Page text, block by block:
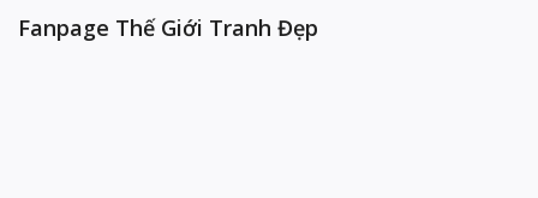
Fanpage Thế Giới Tranh Đẹp